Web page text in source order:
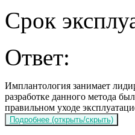
Срок
Ответ:
Имплантология занимает
разработке данного метода
правильном уходе